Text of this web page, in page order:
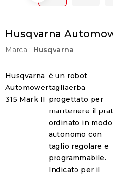
Husqvarna
Marca : Husqvarna
Husqvarna
Automower
315 Mark II
è un robot
tagliaerba
progettato per
mantenere il
ordinato in modo
autonomo con
taglio regolare e
programmabile.
Indicato per il